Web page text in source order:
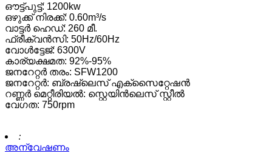
ഔട്ട്പുട്ട്: 1200kw
ഒഴുക്ക് നിരക്ക്: 0.60m³/s
വാട്ടർ ഹെഡ്: 260 മീ.
ഫ്രീക്വൻസി: 50Hz/60Hz
വോൾട്ടേജ്: 6300V
കാര്യക്ഷമത: 92%-95%
ജനറേറ്റർ തരം: SFW1200
ജനറേറ്റർ: ബ്രഷ്‌ലെസ് എക്‌സൈറ്റേഷൻ
റണ്ണർ മെറ്റീരിയൽ: സ്റ്റെയിൻലെസ് സ്റ്റീൽ
വേഗത: 750rpm
:
അന്വേഷണം